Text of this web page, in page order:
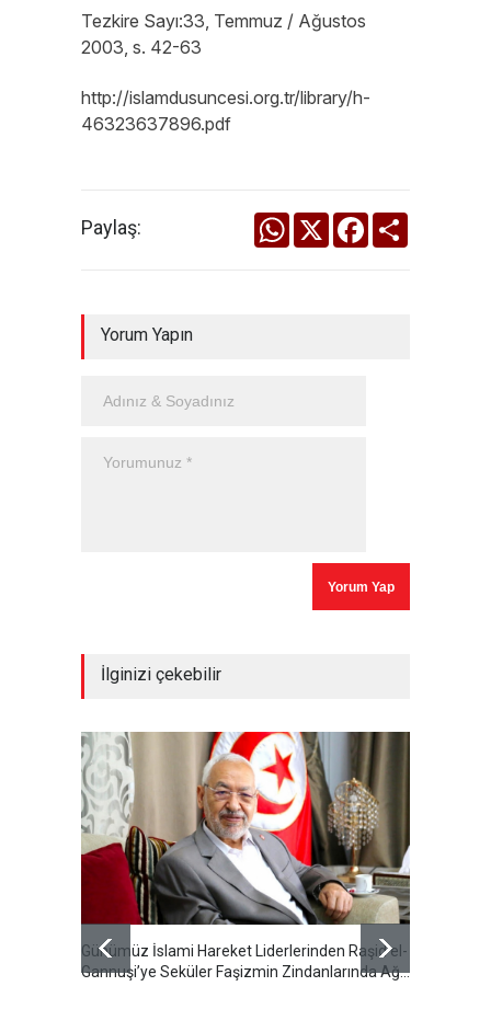
Tezkire Sayı:33, Temmuz / Ağustos
2003, s. 42-63
http://islamdusuncesi.org.tr/library/h-
46323637896.pdf
Paylaş: WhatsApp
X Facebook
Yorum Yapın
İlginizi çekebilir
Günümüz İslami Hareket Liderlerinden Raşid el-
Gannuşi’ye Seküler Faşizmin Zindanlarında Ağır